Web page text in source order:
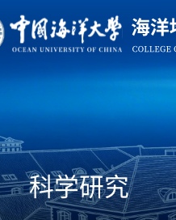
科学研究